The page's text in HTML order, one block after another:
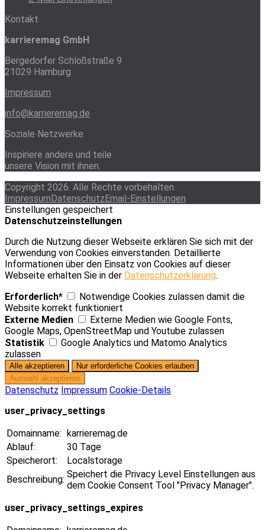
Kontakt
karrieremag GmbH
Bergedorfer Schloßstraße 9
21029 Hamburg
Impressum
info@karrieremag.de
Soziale Netzwerke
Inspiriere andere und teile
unsere Vision mit ihnen.
Copyright 2026. Alle Rechte vorbehalten.
ImpressumDatenschutzEmail-Einstellungen
Einstellungen gespeichert
Datenschutzeinstellungen
Durch die Nutzung dieser Webseite erklären Sie sich mit der
Verwendung von Cookies einverstanden. Detaillierte
Informationen über den Einsatz von Cookies auf dieser
Webseite erhalten Sie in der Datenschutzerklärung.
Erforderlich*
Notwendige Cookies zulassen damit die
Website korrekt funktioniert
Externe Medien
Externe Medien wie Google Fonts,
Google Maps, OpenStreetMap und Youtube zulassen
Statistik
Google Analytics und Matomo Analytics
zulassen
Datenschutz Impressum Cookie-Details
user_privacy_settings
Domainname: karrieremag.de
Ablauf:
30 Tage
Speicherort:
Localstorage
Beschreibung: Speichert die Privacy Level Einstellungen aus
dem Cookie Consent Tool "Privacy Manager".
user_privacy_settings_expires